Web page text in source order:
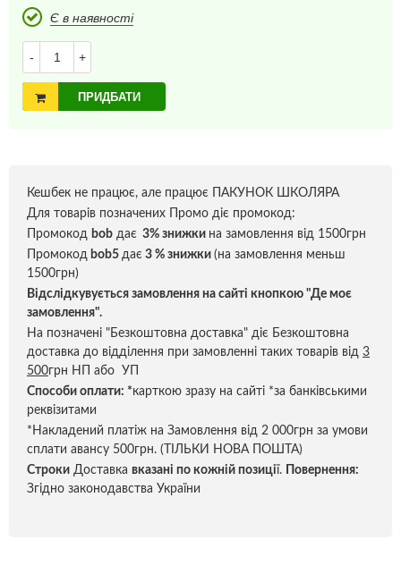
Є в наявності
- +
ПРИДБАТИ
Кешбек не працює, але працює ПАКУНОК ШКОЛЯРА
Для товарів позначених Промо діє промокод:
Промокод bob дає 3% знижки на замовлення від 1500грн
Промокод bob5 дає 3 % знижки (на замовлення меньш
1500грн)
Відслідкувується замовлення на сайті кнопкою "Де моє
замовлення".
На позначені "Безкоштовна доставка" діє Безкоштовна
доставка до відділення при замовленні таких товарів від 3
500грн НП або УП
Способи оплати: *карткою зразу на сайті *за банківськими
реквізитами
*Накладений платіж на Замовлення від 2 000грн за умови
сплати авансу 500грн. (ТІЛЬКИ НОВА ПОШТА)
Строки Доставка вказані по кожній позиції.
Повернення:
Згідно законодавства України